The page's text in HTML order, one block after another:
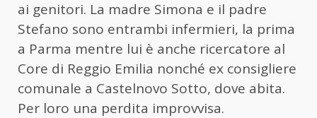
ai genitori. La madre Simona e il padre
Stefano sono entrambi infermieri, la prima
a Parma mentre lui è anche ricercatore al
Core di Reggio Emilia nonché ex consigliere
comunale a Castelnovo Sotto, dove abita.
Per loro una perdita improvvisa.